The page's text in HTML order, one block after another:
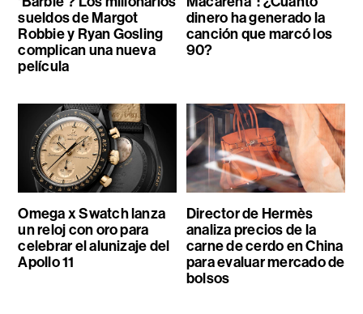
sueldos de Margot
Robbie y Ryan Gosling
complican una nueva
película
dinero ha generado la
canción que marcó los
90?
Omega x Swatch lanza
un reloj con oro para
celebrar el alunizaje del
Apollo 11
Director de Hermès
analiza precios de la
carne de cerdo en China
para evaluar mercado de
bolsos